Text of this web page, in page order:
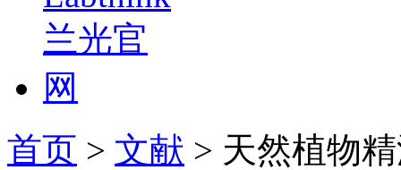
首页 > 文献 > 天然植物